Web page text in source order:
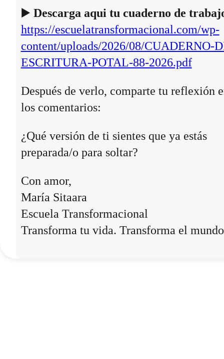
▶️ Descarga aqui tu cuaderno de
https://escuelatransformacional.com/wp-
content/uploads/2026/08/CUADERNO-
ESCRITURA-POTAL-88-2026.pdf
Después de verlo, comparte tu reflexión
los comentarios:
¿Qué versión de ti sientes que ya estás
preparada/o para soltar?
Con amor,
María Sitaara
Escuela Transformacional
Transforma tu vida. Transforma el